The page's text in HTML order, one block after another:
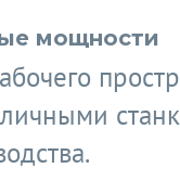
мощности